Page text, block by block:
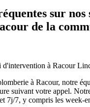
sur nos
de la
d'intervention à Racour
à Racour, notre
suivant votre appel.
7j/7, y compris les week-